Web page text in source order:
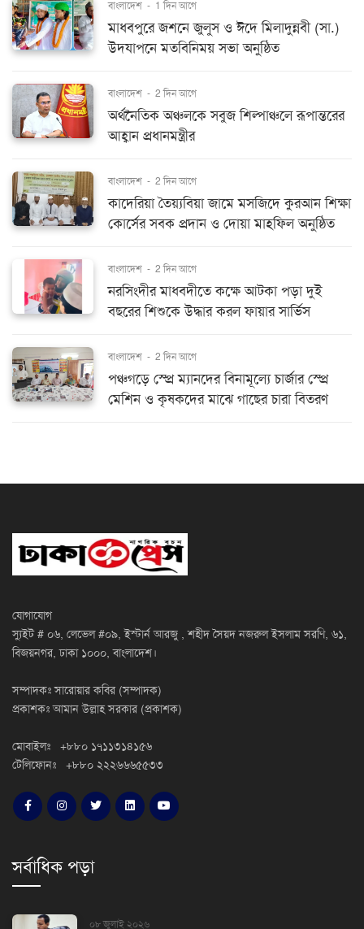
বাংলাদেশ - 1 দিন আগে
মাধবপুরে জশনে জুলুস ও ঈদে মিলাদুন্নবী (সা.)
উদযাপনে মতবিনিময় সভা অনুষ্ঠিত
বাংলাদেশ - 2 দিন আগে
অর্থনৈতিক অঞ্চলকে সবুজ শিল্পাঞ্চলে রূপান্তরের
আহ্বান প্রধানমন্ত্রীর
বাংলাদেশ - 2 দিন আগে
কাদেরিয়া তৈয়্যবিয়া জামে মসজিদে কুরআন শিক্ষা
কোর্সের সবক প্রদান ও দোয়া মাহফিল অনুষ্ঠিত
বাংলাদেশ - 2 দিন আগে
নরসিংদীর মাধবদীতে কক্ষে আটকা পড়া দুই
বছরের শিশুকে উদ্ধার করল ফায়ার সার্ভিস
বাংলাদেশ - 2 দিন আগে
পঞ্চগড়ে স্প্রে ম্যানদের বিনামূল্যে চার্জার স্প্রে
মেশিন ও কৃষকদের মাঝে গাছের চারা বিতরণ
যোগাযোগ
স্যুইট # ০৬, লেভেল #০৯, ইস্টার্ন আরজু , শহীদ সৈয়দ নজরুল ইসলাম সরণি, ৬১,
বিজয়নগর, ঢাকা ১০০০, বাংলাদেশ।
সম্পাদকঃ সারোয়ার কবির (সম্পাদক)
প্রকাশকঃ আমান উল্লাহ সরকার (প্রকাশক)
মোবাইলঃ +৮৮০ ১৭১১৩১৪১৫৬
টেলিফোনঃ +৮৮০ ২২২৬৬৬৫৫৩৩
সর্বাধিক পড়া
০৮ জুলাই ২০২৬